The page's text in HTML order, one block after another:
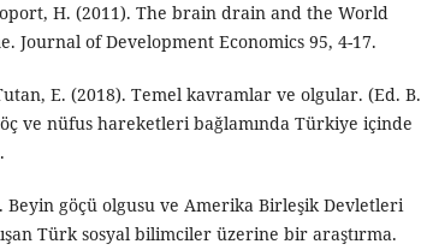
H. (2011). The brain drain and the World
Journal of Development Economics 95, 4-17.
E. (2018). Temel kavramlar ve olgular. (Ed. B.
ve nüfus hareketleri bağlamında Türkiye içinde
Beyin göçü olgusu ve Amerika Birleşik Devletleri
Türk sosyal bilimciler üzerine bir araştırma.